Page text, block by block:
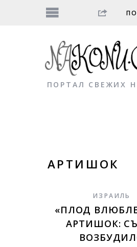
ПОРТАЛ СВЕЖИХ
АРТИШОК
ИЗРАИЛЬ
«ПЛОД
АРТИШОК: